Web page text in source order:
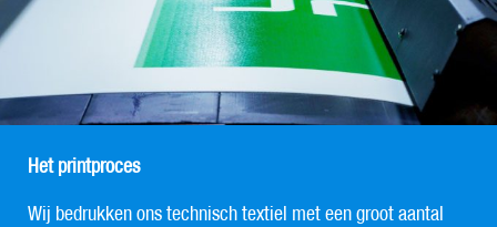
Het printproces
Wij bedrukken ons technisch textiel met een groot aantal